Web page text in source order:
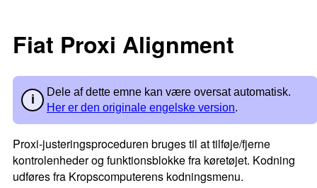
Fiat Proxi Alignment
Dele af dette emne kan være oversat automatisk.
Her er den originale engelske version.
Proxi-justeringsproceduren bruges til at tilføje/fjerne
kontrolenheder og funktionsblokke fra køretøjet. Kodning
udføres fra Kropscomputerens kodningsmenu.